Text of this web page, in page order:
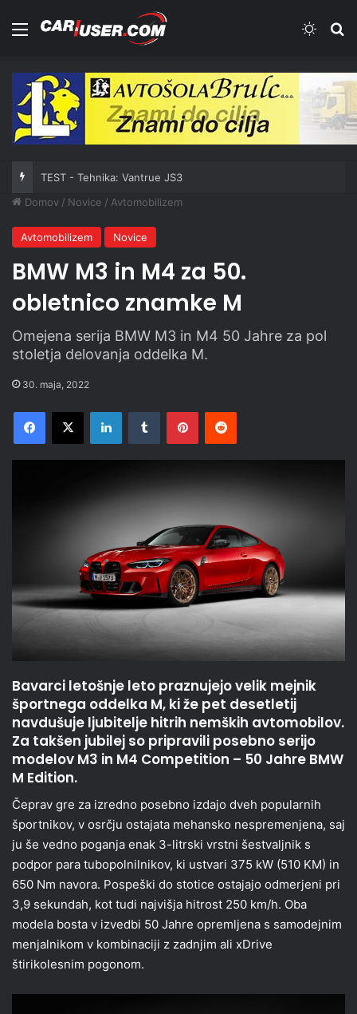
Meni
TEST - Tehnika: Vantrue JS3
Domov / Novice / Avtomobilizem
Avtomobilizem Novice
BMW M3 in M4 za 50.
obletnico znamke M
Omejena serija BMW M3 in M4 50 Jahre za pol
stoletja delovanja oddelka M.
30. maja, 2022
Facebook
X LinkedInTumblr PinterestReddit
Bavarci letošnje leto praznujejo velik mejnik
športnega oddelka M, ki že pet desetletij
navdušuje ljubitelje hitrih nemških avtomobilov.
Za takšen jubilej so pripravili posebno serijo
modelov M3 in M4 Competition – 50 Jahre BMW
M Edition.
Čeprav gre za izredno posebno izdajo dveh popularnih
športnikov, v osrčju ostajata mehansko nespremenjena, saj
ju še vedno poganja enak 3-litrski vrstni šestvaljnik s
podpor para tubopolnilnikov, ki ustvari 375 kW (510 KM) in
650 Nm navora. Pospeški do stotice ostajajo odmerjeni pri
3,9 sekundah, kot tudi najvišja hitrost 250 km/h. Oba
modela bosta v izvedbi 50 Jahre opremljena s samodejnim
menjalnikom v kombinaciji z zadnjim ali xDrive
štirikolesnim pogonom.